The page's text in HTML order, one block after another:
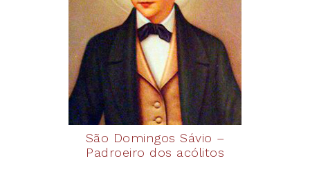
São Domingos Sávio –
Padroeiro dos acólitos